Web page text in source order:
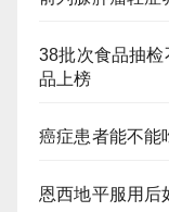
38批次食品抽
品上榜
癌症患者能不能
恩西地平服用后